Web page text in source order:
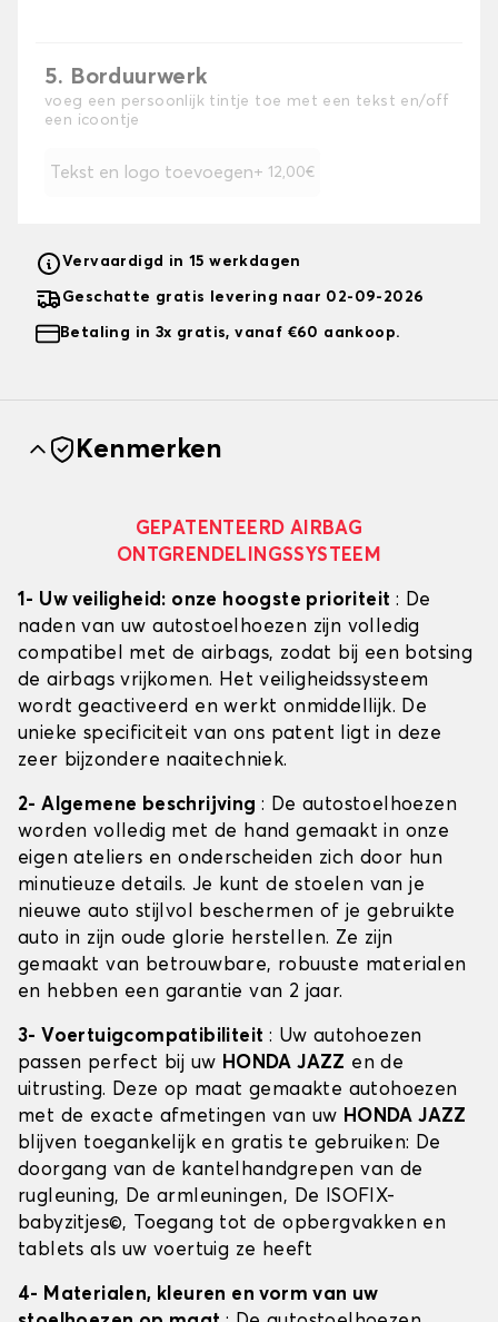
5. Borduurwerk
voeg een persoonlijk tintje toe met een tekst en/off
een icoontje
Tekst en logo toevoegen + 12,00€
Vervaardigd in 15 werkdagen
Geschatte gratis levering naar 02-09-2026
Betaling in 3x gratis, vanaf €60 aankoop.
Kenmerken
GEPATENTEERD AIRBAG
ONTGRENDELINGSSYSTEEM
1- Uw veiligheid: onze hoogste prioriteit : De
naden van uw autostoelhoezen zijn volledig
compatibel met de airbags, zodat bij een botsing
de airbags vrijkomen. Het veiligheidssysteem
wordt geactiveerd en werkt onmiddellijk. De
unieke specificiteit van ons patent ligt in deze
zeer bijzondere naaitechniek.
2- Algemene beschrijving : De autostoelhoezen
worden volledig met de hand gemaakt in onze
eigen ateliers en onderscheiden zich door hun
minutieuze details. Je kunt de stoelen van je
nieuwe auto stijlvol beschermen of je gebruikte
auto in zijn oude glorie herstellen. Ze zijn
gemaakt van betrouwbare, robuuste materialen
en hebben een garantie van 2 jaar.
3- Voertuigcompatibiliteit : Uw autohoezen
passen perfect bij uw HONDA JAZZ en de
uitrusting. Deze op maat gemaakte autohoezen
met de exacte afmetingen van uw HONDA JAZZ
blijven toegankelijk en gratis te gebruiken: De
doorgang van de kantelhandgrepen van de
rugleuning, De armleuningen, De ISOFIX-
babyzitjes©, Toegang tot de opbergvakken en
tablets als uw voertuig ze heeft
4- Materialen, kleuren en vorm van uw